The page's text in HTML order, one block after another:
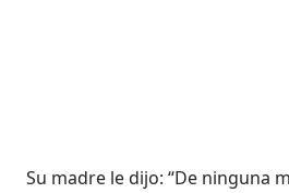
Su madre le dijo: “De ninguna